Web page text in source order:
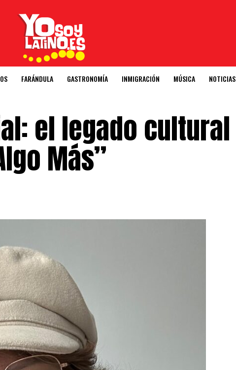
FARÁNDULA GASTRONOMÍA INMIGRACIÓN MÚSICA NOTICIAS
el legado cultural
Más”